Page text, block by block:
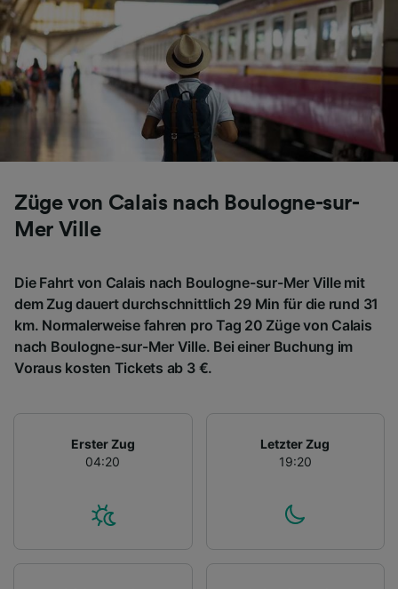
Züge von Calais nach Boulogne-sur-
Mer Ville
Die Fahrt von Calais nach Boulogne-sur-Mer Ville mit
dem Zug dauert durchschnittlich 29 Min für die rund 31
km. Normalerweise fahren pro Tag 20 Züge von Calais
nach Boulogne-sur-Mer Ville. Bei einer Buchung im
Voraus kosten Tickets ab 3 €.
Erster Zug
04:20
Letzter Zug
19:20